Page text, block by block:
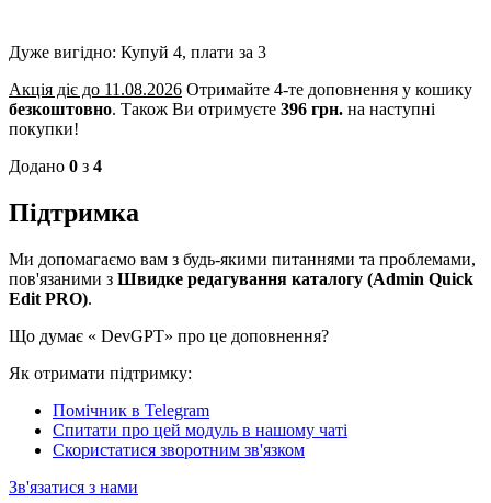
Дуже вигідно: Купуй 4, плати за 3
Акція діє до 11.08.2026 Отримайте 4-те доповнення у кошику
безкоштовно. Також Ви отримуєте 396 грн. на наступні
покупки!
Додано 0 з 4
Підтримка
Ми допомагаємо вам з будь-якими питаннями та проблемами,
пов'язаними з Швидке редагування каталогу (Admin Quick
Edit PRO).
Що думає « DevGPT» про це доповнення?
Як отримати підтримку:
Помічник в Telegram
Спитати про цей модуль в нашому чаті
Скористатися зворотним зв'язком
Зв'язатися з нами